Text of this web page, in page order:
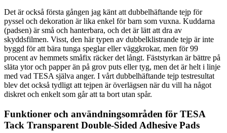
Det är också första gången jag känt att dubbelhäftande tejp för
pyssel och dekoration är lika enkel för barn som vuxna. Kuddarna
(padsen) är små och hanterbara, och det är lätt att dra av
skyddsfilmen. Visst, den här typen av dubbelklistrande tejp är inte
byggd för att bära tunga speglar eller väggkrokar, men för 99
procent av hemmets småfix räcker det långt. Fäststyrkan är bättre på
släta ytor och papper än på grov puts eller tyg, men det är helt i linje
med vad TESA själva anger. I vårt dubbelhäftande tejp testresultat
blev det också tydligt att tejpen är överlägsen när du vill ha något
diskret och enkelt som går att ta bort utan spår.
Funktioner och användningsområden för TESA
Tack Transparent Double-Sided Adhesive Pads